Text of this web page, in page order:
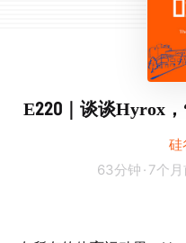
E220｜谈谈Hyrox
硅
63分钟 · 7个月